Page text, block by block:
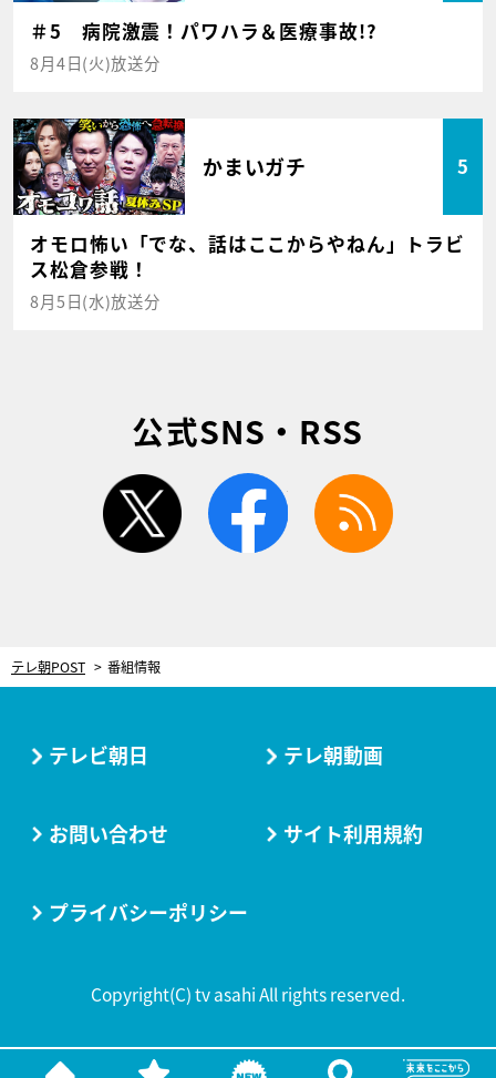
＃5 病院激震！パワハラ＆医療事故!?
8月4日(火)放送分
かまいガチ 5
オモロ怖い「でな、話はここからやねん」トラビ
ス松倉参戦！
8月5日(水)放送分
公式SNS・RSS
twitter facebook
テレ朝POST 番組情報
テレビ朝日 テレ朝動画
お問い合わせ サイト利用規約
プライバシーポリシー
Copyright(C) tv asahi All rights reserved.